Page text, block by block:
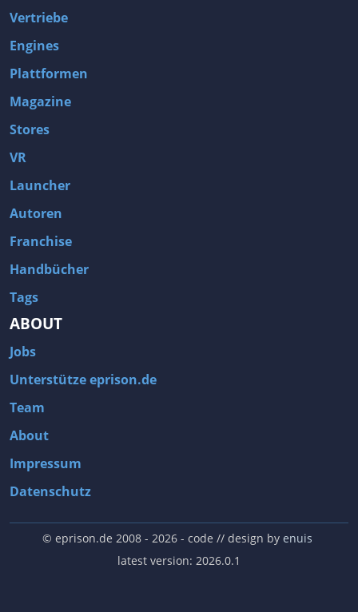
Vertriebe
Engines
Plattformen
Magazine
Stores
VR
Launcher
Autoren
Franchise
Handbücher
Tags
ABOUT
Jobs
Unterstütze eprison.de
Team
About
Impressum
Datenschutz
© eprison.de 2008 - 2026- code // design by enuis
latest version: 2026.0.1